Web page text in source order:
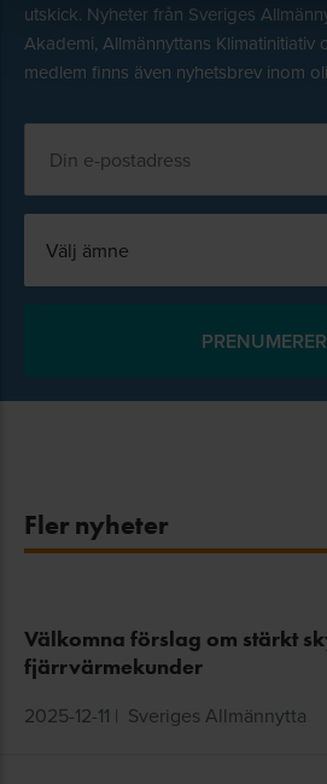
utskick. Nyheter från Sveriges
Akademi, Allmännyttans Klimatinitiativ
medlem finns även nyhetsbrev inom
Välj ämne
Fler nyheter
Välkomna förslag om stärkt
fjärrvärmekunder
2025-12-11 | Sveriges Allmännytta